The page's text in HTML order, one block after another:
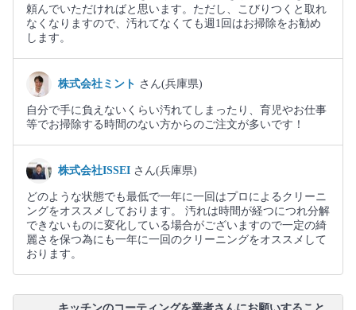
頼んでいただければと思います。ただし、こびりつくと取れ
なくなりますので、汚れてなくても週1回はお掃除をお勧め
します。
株式会社ミント さん(兵庫県)
自分で手に負えないくらい汚れてしまったり、育児やお仕事
等でお掃除する時間のない方からのご注文が多いです！
株式会社ISSEI さん(兵庫県)
どのような状態でも最低で一年に一回はプロによるクリーニ
ングをオススメしております。 汚れは時間が経つにつれ分解
できないものに変化している場合がございますので一定の綺
麗さを保つ為にも一年に一回のクリーニングをオススメして
おります。